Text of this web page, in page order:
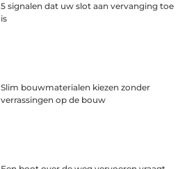
5 signalen dat uw slot aan vervanging toe
is
Slim bouwmaterialen kiezen zonder
verrassingen op de bouw